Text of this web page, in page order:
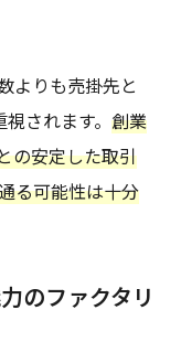
よりも売掛先と
されます。創業
の安定した取引
る可能性は十分
のファクタリ